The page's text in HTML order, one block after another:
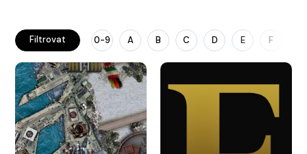
Filtrovat 0-9 A B C D E F